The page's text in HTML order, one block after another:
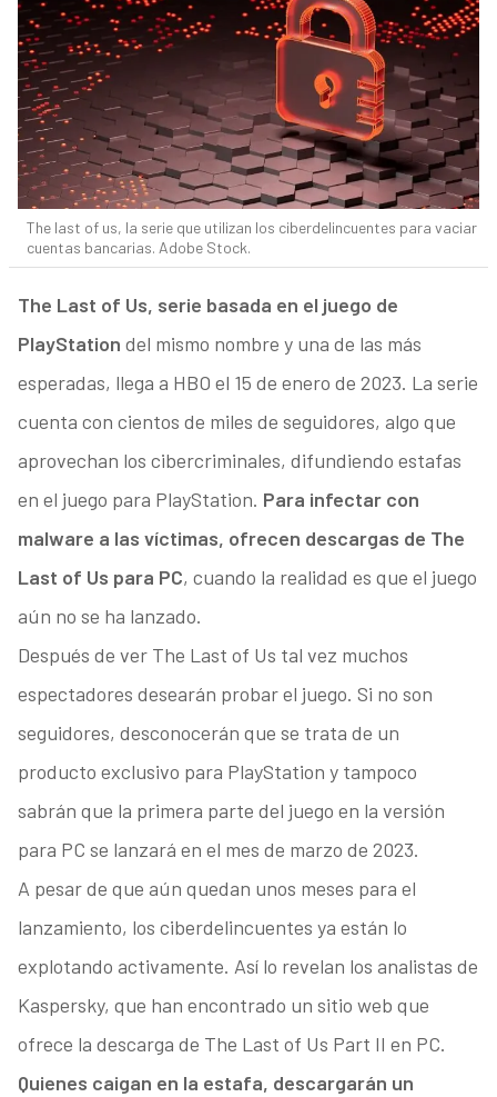
The last of us, la serie que utilizan los ciberdelincuentes para vaciar
cuentas bancarias. Adobe Stock.
The Last of Us, serie basada en el juego de
PlayStation del mismo nombre y una de las más
esperadas, llega a HBO el 15 de enero de 2023. La serie
cuenta con cientos de miles de seguidores, algo que
aprovechan los cibercriminales, difundiendo estafas
en el juego para PlayStation. Para infectar con
malware a las víctimas, ofrecen descargas de The
Last of Us para PC, cuando la realidad es que el juego
aún no se ha lanzado.
Después de ver The Last of Us tal vez muchos
espectadores desearán probar el juego. Si no son
seguidores, desconocerán que se trata de un
producto exclusivo para PlayStation y tampoco
sabrán que la primera parte del juego en la versión
para PC se lanzará en el mes de marzo de 2023.
A pesar de que aún quedan unos meses para el
lanzamiento, los ciberdelincuentes ya están lo
explotando activamente. Así lo revelan los analistas de
Kaspersky, que han encontrado un sitio web que
ofrece la descarga de The Last of Us Part II en PC.
Quienes caigan en la estafa, descargarán un